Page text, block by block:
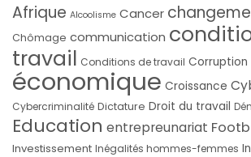
Afrique Alcoolisme Cancer
Chômage communication
travail Conditions de travail Corruption
économique Croissance
Cybercriminalité Dictature Droit du travail
Education entrepreunariat
Investissement Inégalités hommes-femmes